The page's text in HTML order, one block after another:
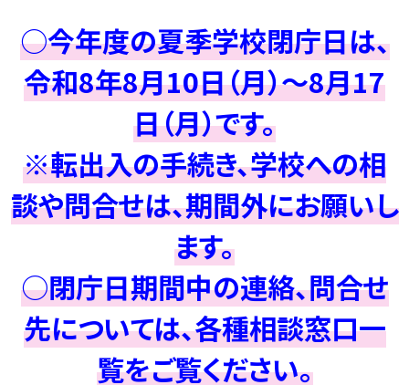
○今年度の夏季学校閉庁日は、
令和8年8月10日（月）～8月17
日（月）です。
※転出入の手続き、学校への相
談や問合せは、期間外にお願いし
ます。
○閉庁日期間中の連絡、問合せ
先については、各種相談窓口一
覧をご覧ください。